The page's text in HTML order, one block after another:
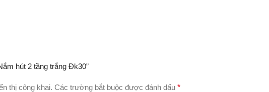
hút 2 tầng trắng Đk30”
thị công khai. Các trường bắt buộc được đánh dấu *